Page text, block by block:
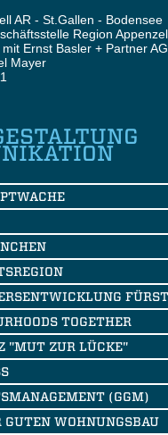
AR - St.Gallen - Bodensee
Region
Ernst Basler + Partner
Mayer
TOGETHER
"MUT ZUR LÜCKE"
(GGM)
GUTEN WOHNUNGSBAU